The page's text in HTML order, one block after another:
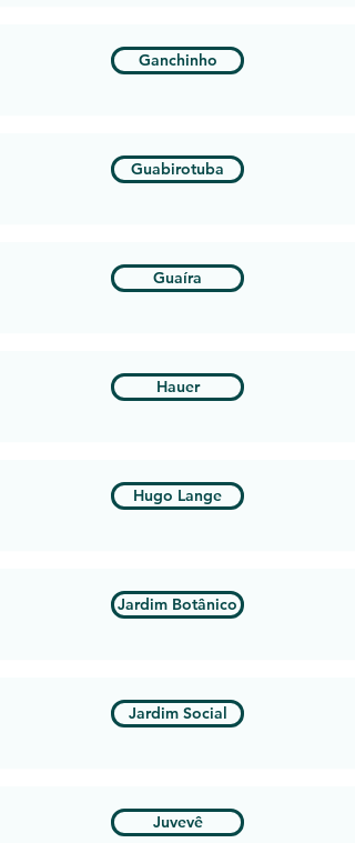
Ganchinho
Guabirotuba
Guaíra
Hauer
Hugo Lange
Jardim Botânico
Jardim Social
Juvevê